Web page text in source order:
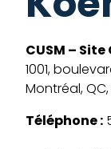
CUSM – Site
1001,
Montréal, QC,
Téléphone :